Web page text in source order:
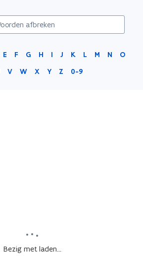
E F G H I J K L M N
O
V W X Y Z 0-9
Bezig met laden...